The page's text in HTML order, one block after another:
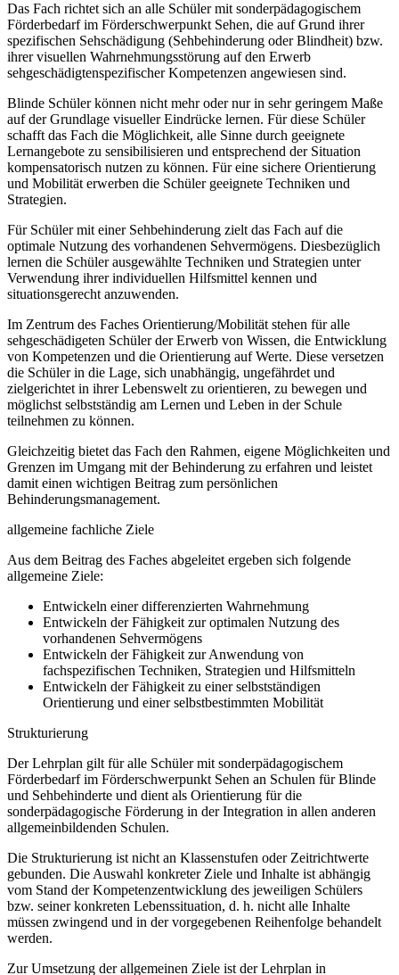
Das Fach richtet sich an alle Schüler mit sonderpädagogischem
Förderbedarf im Förderschwerpunkt Sehen, die auf Grund ihrer
spezifischen Sehschädigung (Sehbehinderung oder Blindheit) bzw.
ihrer visuellen Wahrnehmungsstörung auf den Erwerb
sehgeschädigtenspezifischer Kompetenzen angewiesen sind.
Blinde Schüler können nicht mehr oder nur in sehr geringem Maße
auf der Grundlage visueller Eindrücke lernen. Für diese Schüler
schafft das Fach die Möglichkeit, alle Sinne durch geeignete
Lernangebote zu sensibilisieren und entsprechend der Situation
kompensatorisch nutzen zu können. Für eine sichere Orientierung
und Mobilität erwerben die Schüler geeignete Techniken und
Strategien.
Für Schüler mit einer Sehbehinderung zielt das Fach auf die
optimale Nutzung des vorhandenen Sehvermögens. Diesbezüglich
lernen die Schüler ausgewählte Techniken und Strategien unter
Verwendung ihrer individuellen Hilfsmittel kennen und
situationsgerecht anzuwenden.
Im Zentrum des Faches Orientierung/Mobilität stehen für alle
sehgeschädigeten Schüler der Erwerb von Wissen, die Entwicklung
von Kompetenzen und die Orientierung auf Werte. Diese versetzen
die Schüler in die Lage, sich unabhängig, ungefährdet und
zielgerichtet in ihrer Lebenswelt zu orientieren, zu bewegen und
möglichst selbstständig am Lernen und Leben in der Schule
teilnehmen zu können.
Gleichzeitig bietet das Fach den Rahmen, eigene Möglichkeiten und
Grenzen im Umgang mit der Behinderung zu erfahren und leistet
damit einen wichtigen Beitrag zum persönlichen
Behinderungsmanagement.
allgemeine fachliche Ziele
Aus dem Beitrag des Faches abgeleitet ergeben sich folgende
allgemeine Ziele:
Entwickeln einer differenzierten Wahrnehmung
Entwickeln der Fähigkeit zur optimalen Nutzung des
vorhandenen Sehvermögens
Entwickeln der Fähigkeit zur Anwendung von
fachspezifischen Techniken, Strategien und Hilfsmitteln
Entwickeln der Fähigkeit zu einer selbstständigen
Orientierung und einer selbstbestimmten Mobilität
Strukturierung
Der Lehrplan gilt für alle Schüler mit sonderpädagogischem
Förderbedarf im Förderschwerpunkt Sehen an Schulen für Blinde
und Sehbehinderte und dient als Orientierung für die
sonderpädagogische Förderung in der Integration in allen anderen
allgemeinbildenden Schulen.
Die Strukturierung ist nicht an Klassenstufen oder Zeitrichtwerte
gebunden. Die Auswahl konkreter Ziele und Inhalte ist abhängig
vom Stand der Kompetenzentwicklung des jeweiligen Schülers
bzw. seiner konkreten Lebenssituation, d. h. nicht alle Inhalte
müssen zwingend und in der vorgegebenen Reihenfolge behandelt
werden.
Zur Umsetzung der allgemeinen Ziele ist der Lehrplan in